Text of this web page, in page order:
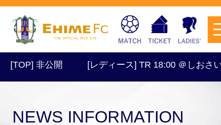
チケットを購入
非公開 [レディース] TR 18:00 ＠しおさい
NEWS INFORMATION